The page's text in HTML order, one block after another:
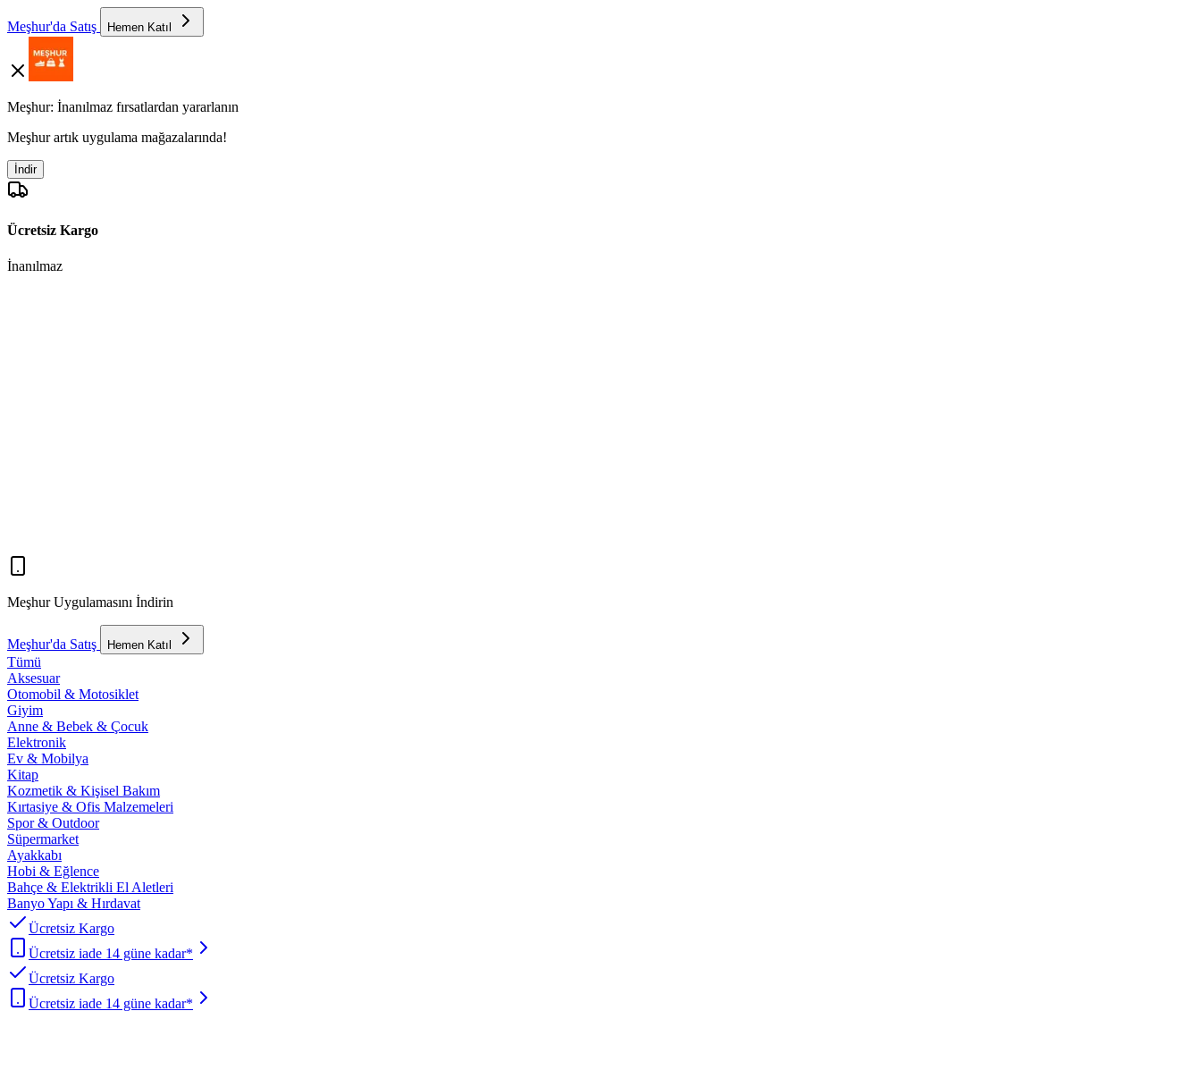
Meşhur'da Satış Hemen Katıl
Meşhur: İnanılmaz fırsatlardan yararlanın
Meşhur artık uygulama mağazalarında!
İndir
Ücretsiz Kargo
İnanılmaz
Meşhur Uygulamasını İndirin
Meşhur'da Satış Hemen Katıl
Tümü
Aksesuar
Otomobil & Motosiklet
Giyim
Anne & Bebek & Çocuk
Elektronik
Ev & Mobilya
Kitap
Kozmetik & Kişisel Bakım
Kırtasiye & Ofis Malzemeleri
Spor & Outdoor
Süpermarket
Ayakkabı
Hobi & Eğlence
Bahçe & Elektrikli El Aletleri
Banyo Yapı & Hırdavat
Ücretsiz Kargo
Ücretsiz iade 14 güne kadar*
Ücretsiz Kargo
Ücretsiz iade 14 güne kadar*